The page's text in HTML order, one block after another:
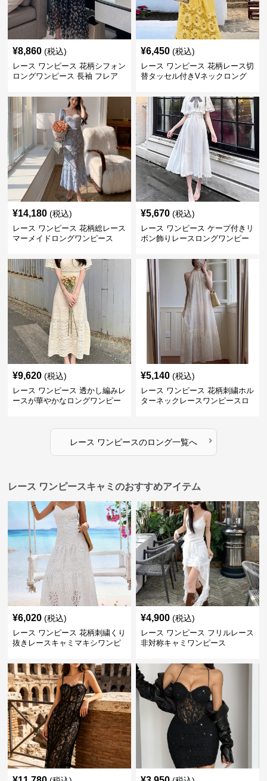
¥8,860 (税込)
レース ワンピース 花柄シフォン
ロングワンピース 長袖 フレア
¥6,450 (税込)
レース ワンピース 花柄レース切
替タッセル付きVネックロング
¥14,180 (税込)
レース ワンピース 花柄総レース
マーメイドロングワンピース
¥5,670 (税込)
レース ワンピース ケープ付きリ
ボン飾りレースロングワンピー
¥9,620 (税込)
レース ワンピース 透かし編みレ
ースが華やかなロングワンピー
¥5,140 (税込)
レース ワンピース 花柄刺繍ホル
ターネックレースワンピースロ
レース ワンピースのロング一覧へ ›
レース ワンピースキャミのおすすめアイテム
¥6,020 (税込)
レース ワンピース 花柄刺繍くり
抜きレースキャミマキシワンピ
¥4,900 (税込)
レース ワンピース フリルレース
非対称キャミワンピース